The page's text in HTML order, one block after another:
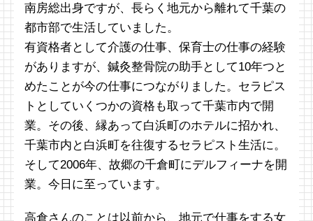
南房総出身ですが、長らく地元から離れて千葉の
都市部で生活していました。
有資格者として介護の仕事、保育士の仕事の経験
がありますが、鍼灸整骨院の助手として10年つと
めたことが今の仕事につながりました。セラピス
トとしていくつかの資格も取って千葉市内で開
業。その後、縁あって白浜町のホテルに招かれ、
千葉市内と白浜町を往復するセラピスト生活に。
そして2006年、故郷の千倉町にデルフィーナを開
業。今日に至っています。
高倉さんのことは以前から、地元で仕事をする女